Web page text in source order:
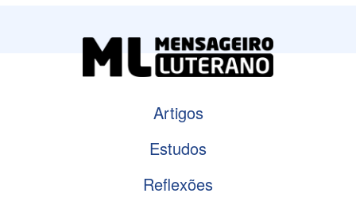
Artigos
Estudos
Reflexões